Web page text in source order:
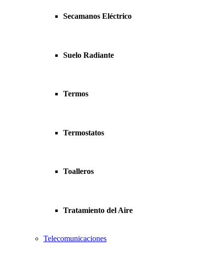
Secamanos Eléctrico
Suelo Radiante
Termos
Termostatos
Toalleros
Tratamiento del Aire
Telecomunicaciones